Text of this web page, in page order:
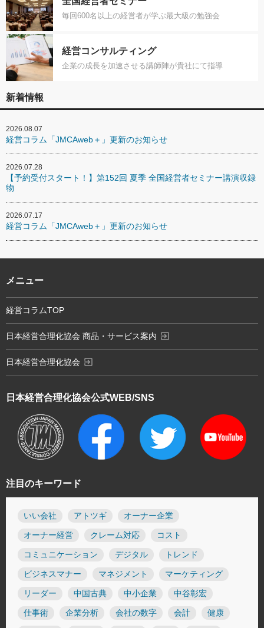
毎回600名以上の経営者が学ぶ最大級の勉強会
経営コンサルティング
企業の成長を加速させる講師陣が貴社にて指導
新着情報
2026.08.07
経営コラム「JMCAweb＋」更新のお知らせ
2026.07.28
【予約受付スタート！】第152回 夏季 全国経営者セミナー講演収録
物
2026.07.17
経営コラム「JMCAweb＋」更新のお知らせ
注目のキーワード
いい会社 アトツギ オーナー企業
オーナー経営 クレーム対応 コスト
コミュニケーション デジタル トレンド
ビジネスマナー マネジメント マーケティング
リーダー 中国古典 中小企業 中谷彰宏
仕事術 企業分析 会社の数字 会計 健康
日本経営合理化協会公式WEB/SNS
メニュー
経営コラムTOP
日本経営合理化協会 商品・サービス案内 exit_to_app
日本経営合理化協会 exit_to_app